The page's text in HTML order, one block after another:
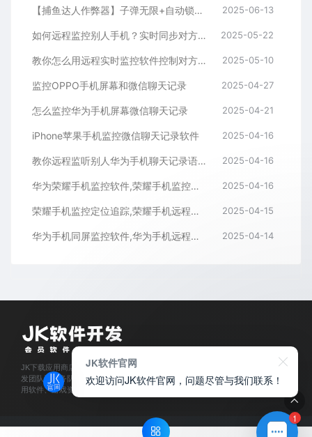
【捕鱼达人作弊器】子弹无限+自动锁定BOSS鱼，金币爆仓 2025-06-13
如何远程监控别人手机？实时同步对方手机方法推荐 2025-05-22
教你怎么用远程实时监控软件控制对方手机屏幕 2025-05-10
监控OPPO手机屏幕和微信聊天记录 2025-04-27
怎么监控华为手机屏幕微信聊天记录 2025-04-21
iPhone苹果手机监控微信聊天记录软件 2025-04-16
教你远程监听别人华为手机聊天记录语音通话内容 2025-04-16
华为荣耀手机监控软件,荣耀手机监控微信聊天记录APP 2025-04-16
荣耀手机监控定位追踪,荣耀手机远程监控同屏APP 2025-04-15
华为手机同屏监控软件,华为手机远程监控APP 2025-04-14
JK下载应用商店是经过官方认证,保障正版的软件下载平台,拥有业内资深软件开
发团队和服务队伍,所有软件都通过人工亲测,为每位会员用户提供安全可靠的应
用软件、游戏资源下载及程序开发服务。
- JKxiazai.COM & Theme. All rights
1
JK软件官网
欢迎访问JK软件官网，问题尽管与我们联系！